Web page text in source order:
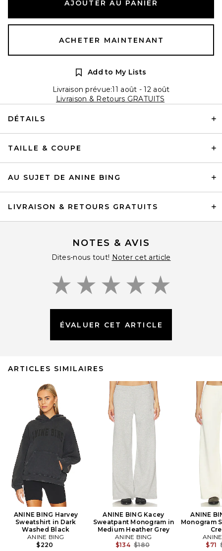
AJOUTER AU PANIER
ACHETER MAINTENANT
Add to My Lists
Livraison prévue:11 août - 12 août
Livraison & Retours GRATUITS
DÉTAILS
TAILLE & COUPE
AU SUJET DE ANINE BING
LIVRAISON & RETOURS GRATUITS
NOTES & AVIS
Dites-nous tout! Noter cet article
ÉVALUER CET ARTICLE
ARTICLES SIMILAIRES
ANINE BING Harvey
Sweatshirt in Dark
Washed Black
ANINE BING
$220
ANINE BING Kacey
Sweatpant Monogram in
Medium Heather Grey
ANINE BING
$134 Previous price:
$180
ANINE
Monogram
$71